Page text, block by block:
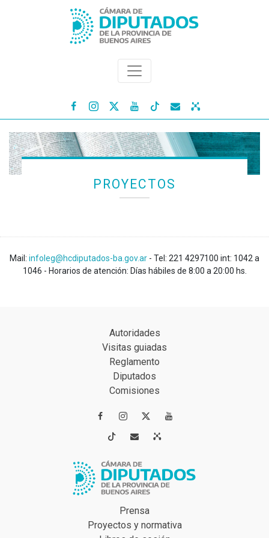
   
PROYECTOS
Mail: infoleg@hcdiputados-ba.gov.ar - Tel: 221 4297100 int: 1042 a
1046 - Horarios de atención: Días hábiles de 8:00 a 20:00 hs.
Autoridades
Visitas guiadas
Reglamento
Diputados
Comisiones
 
 
Prensa
Proyectos y normativa